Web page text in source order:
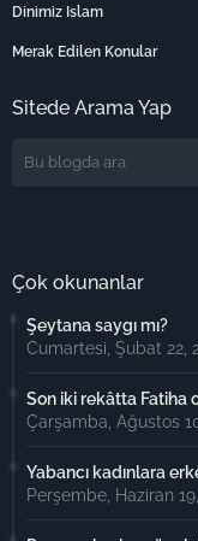
Dinimiz Islam
Merak Edilen Konular
Sitede Arama Yap
Çok okunanlar
Şeytana saygı mı?
Cumartesi, Şubat 22,
Son iki rekâtta Fatiha
Çarşamba, Ağustos
Yabancı kadınlara
Perşembe, Haziran